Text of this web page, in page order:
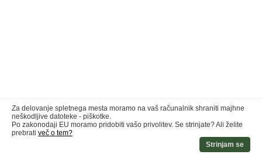
Za delovanje spletnega mesta moramo na vaš računalnik shraniti majhne
neškodljive datoteke - piškotke.
Po zakonodaji EU moramo pridobiti vašo privolitev. Se strinjate? Ali želite
prebrati več o tem?
Strinjam se